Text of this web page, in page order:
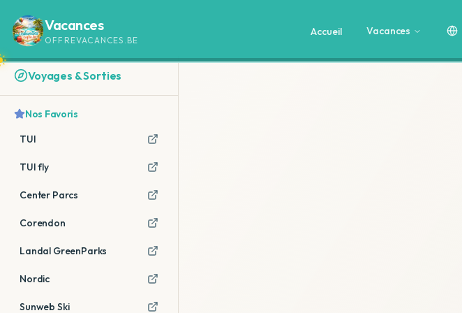
Vacances
OFFREVACANCES.BE
Accueil Vacances
Voyages & Sorties
Nos Favoris
TUI
TUI fly
Center Parcs
Corendon
Landal GreenParks
Nordic
Sunweb Ski